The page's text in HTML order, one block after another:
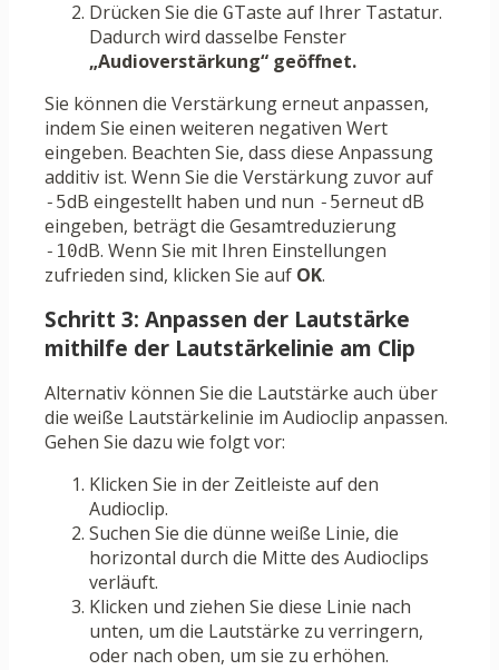
Drücken Sie die GTaste auf Ihrer Tastatur.
Dadurch wird dasselbe Fenster
„Audioverstärkung“ geöffnet.
Sie können die Verstärkung erneut anpassen,
indem Sie einen weiteren negativen Wert
eingeben. Beachten Sie, dass diese Anpassung
additiv ist. Wenn Sie die Verstärkung zuvor auf
-5dB eingestellt haben und nun -5erneut dB
eingeben, beträgt die Gesamtreduzierung
-10dB. Wenn Sie mit Ihren Einstellungen
zufrieden sind, klicken Sie auf OK.
Schritt 3: Anpassen der Lautstärke
mithilfe der Lautstärkelinie am Clip
Alternativ können Sie die Lautstärke auch über
die weiße Lautstärkelinie im Audioclip anpassen.
Gehen Sie dazu wie folgt vor:
Klicken Sie in der Zeitleiste auf den
Audioclip.
Suchen Sie die dünne weiße Linie, die
horizontal durch die Mitte des Audioclips
verläuft.
Klicken und ziehen Sie diese Linie nach
unten, um die Lautstärke zu verringern,
oder nach oben, um sie zu erhöhen.